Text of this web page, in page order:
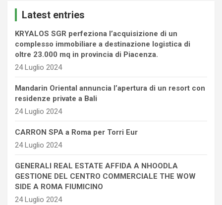
Latest entries
KRYALOS SGR perfeziona l’acquisizione di un
complesso immobiliare a destinazione logistica di
oltre 23.000 mq in provincia di Piacenza.
24 Luglio 2024
Mandarin Oriental annuncia l’apertura di un resort con
residenze private a Bali
24 Luglio 2024
CARRON SPA a Roma per Torri Eur
24 Luglio 2024
GENERALI REAL ESTATE AFFIDA A NHOODLA
GESTIONE DEL CENTRO COMMERCIALE THE WOW
SIDE A ROMA FIUMICINO
24 Luglio 2024